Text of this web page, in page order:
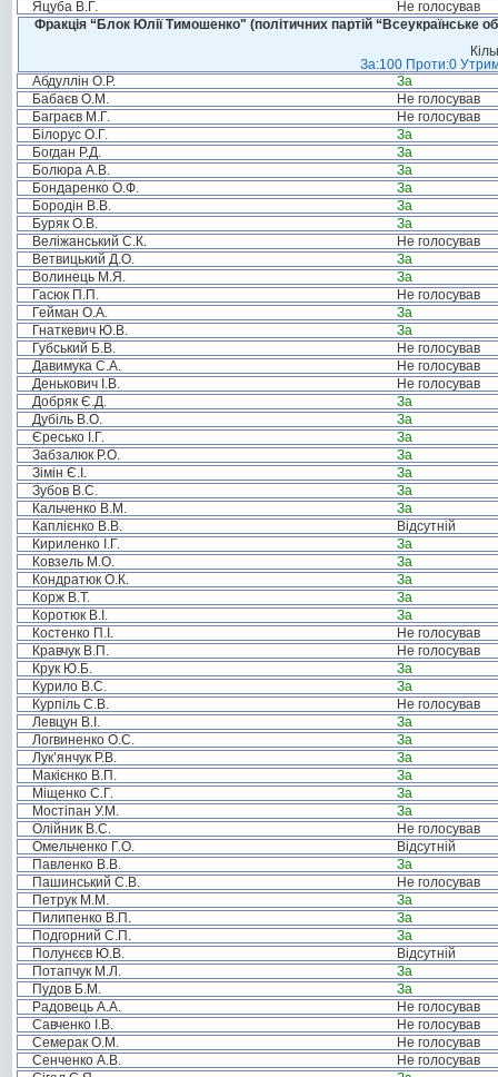
Яцуба В.Г.
Не голосував
Фракція “Блок Юлії Тимошенко" (політичних партій “Всеукраїнське
За:100 Проти:0
Абдуллін О.Р.
За
Бабаєв О.М.
Не голосував
Баграєв М.Г.
Не голосував
Білорус О.Г.
За
Богдан Р.Д.
За
Болюра А.В.
За
Бондаренко О.Ф.
За
Бородін В.В.
За
Буряк О.В.
За
Веліжанський С.К.
Не голосував
Ветвицький Д.О.
За
Волинець М.Я.
За
Гасюк П.П.
Не голосував
Гейман О.А.
За
Гнаткевич Ю.В.
За
Губський Б.В.
Не голосував
Давимука С.А.
Не голосував
Денькович І.В.
Не голосував
Добряк Є.Д.
За
Дубіль В.О.
За
Єресько І.Г.
За
Забзалюк Р.О.
За
Зімін Є.І.
За
Зубов В.С.
За
Кальченко В.М.
За
Каплієнко В.В.
Відсутній
Кириленко І.Г.
За
Ковзель М.О.
За
Кондратюк О.К.
За
Корж В.Т.
За
Коротюк В.І.
За
Костенко П.І.
Не голосував
Кравчук В.П.
Не голосував
Крук Ю.Б.
За
Курило В.С.
За
Курпіль С.В.
Не голосував
Левцун В.І.
За
Логвиненко О.С.
За
Лук’янчук Р.В.
За
Макієнко В.П.
За
Міщенко С.Г.
За
Мостіпан У.М.
За
Олійник В.С.
Не голосував
Омельченко Г.О.
Відсутній
Павленко В.В.
За
Пашинський С.В.
Не голосував
Петрук М.М.
За
Пилипенко В.П.
За
Подгорний С.П.
За
Полунєєв Ю.В.
Відсутній
Потапчук М.Л.
За
Пудов Б.М.
За
Радовець А.А.
Не голосував
Савченко І.В.
Не голосував
Семерак О.М.
Не голосував
Сенченко А.В.
Не голосував